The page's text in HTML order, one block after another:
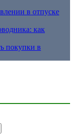
в отпуске
как
покупки в